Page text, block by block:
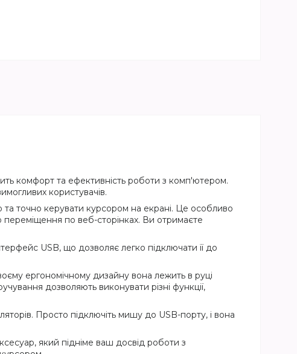
комфорт та ефективність роботи з комп'ютером.
користувачів.
точно керувати курсором на екрані. Це особливо
по веб-сторінках. Ви отримаєте
USB, що дозволяє легко підключати її до
ергономічному дизайну вона лежить в руці
дозволяють виконувати різні функції,
Просто підключіть мишу до USB-порту, і вона
який підніме ваш досвід роботи з